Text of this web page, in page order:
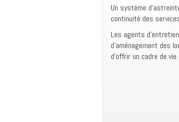
Un système
continuité des
Les agents
d’aménagement des
d’offrir un cadre de